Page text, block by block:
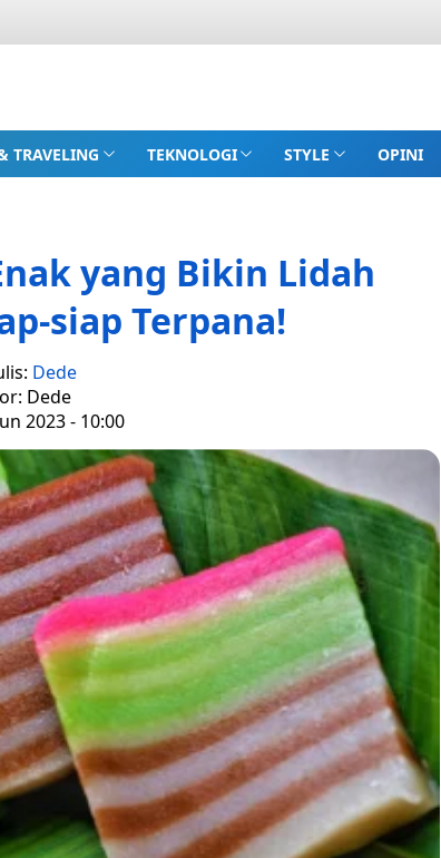
TRAVELING TEKNOLOGI STYLE OPINI
yang Bikin Lidah
siap Terpana!
Dede
Dede
2023 - 10:00